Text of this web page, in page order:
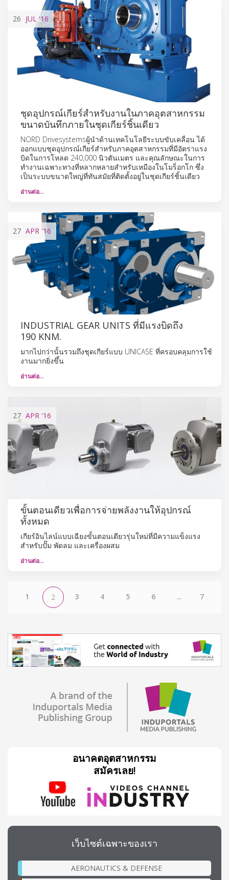
26 JUL'16
ชุดอุปกรณ์เกียร์สำหรับงานในภาคอุตสาหกรรม
ขนาดบันทึกภายในชุดเกียร์ชิ้นเดียว
NORD Drivesystemsผู้นำด้านเทคโนโลยีระบบขับเคลื่อน ได้
ออกแบบชุดอุปกรณ์เกียร์สำหรับภาคอุตสาหกรรมที่มีอัตราแรง
บิดในการโหลด 240,000 นิวตันเมตร และคุณลักษณะในการ
ทำงานเฉพาะทางที่หลากหลายสำหรับเหมืองในโมร็อกโก ซึ่ง
เป็นระบบขนาดใหญ่ที่ทันสมัยที่ติดตั้งอยู่ในชุดเกียร์ชิ้นเดียว
อ่านต่อ…
27 APR '16
INDUSTRIAL GEAR UNITS ที่มีแรงบิดถึง
190 KNM.
มากไปกว่านั้นรวมถึงชุดเกียร์แบบ UNICASE ที่ครอบคลุมการใช้
งานมากยิ่งขึ้น
อ่านต่อ…
27 APR '16
ขั้นตอนเดียวเพื่อการจ่ายพลังงานให้อุปกรณ์
ทั้งหมด
เกียร์อินไลน์แบบเฉียงขั้นตอนเดียวรุ่นใหม่ที่มีความแข็งแรง
สำหรับปั๊ม พัดลม และเครื่องผสม
อ่านต่อ…
1 2 3 4 5 6 ... 7
อนาคตอุตสาหกรรม
สมัครเลย!
เว็บไซต์เฉพาะของเรา
AERONAUTICS & DEFENSE